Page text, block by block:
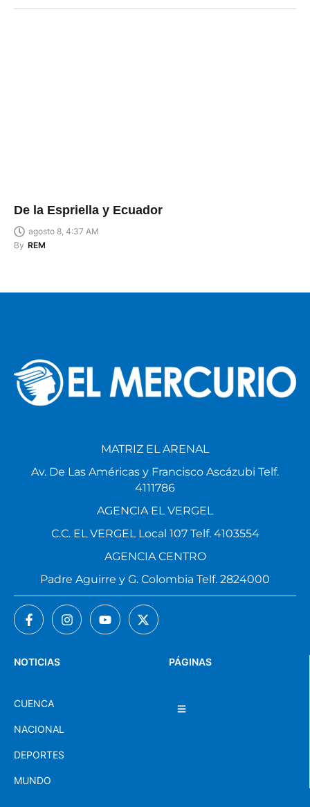
De la Espriella y Ecuador
agosto 8, 4:37 AM
By REM
PÁGINAS
NOTICIAS
CUENCA
NACIONAL
DEPORTES
MUNDO
MATRIZ EL ARENAL
Av. De Las Américas y Francisco Ascázubi Telf.
4111786
AGENCIA EL VERGEL
C.C. EL VERGEL Local 107 Telf. 4103554
AGENCIA CENTRO
Padre Aguirre y G. Colombia Telf. 2824000